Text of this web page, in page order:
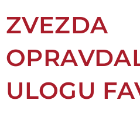
ZVEZDA
ULOGU